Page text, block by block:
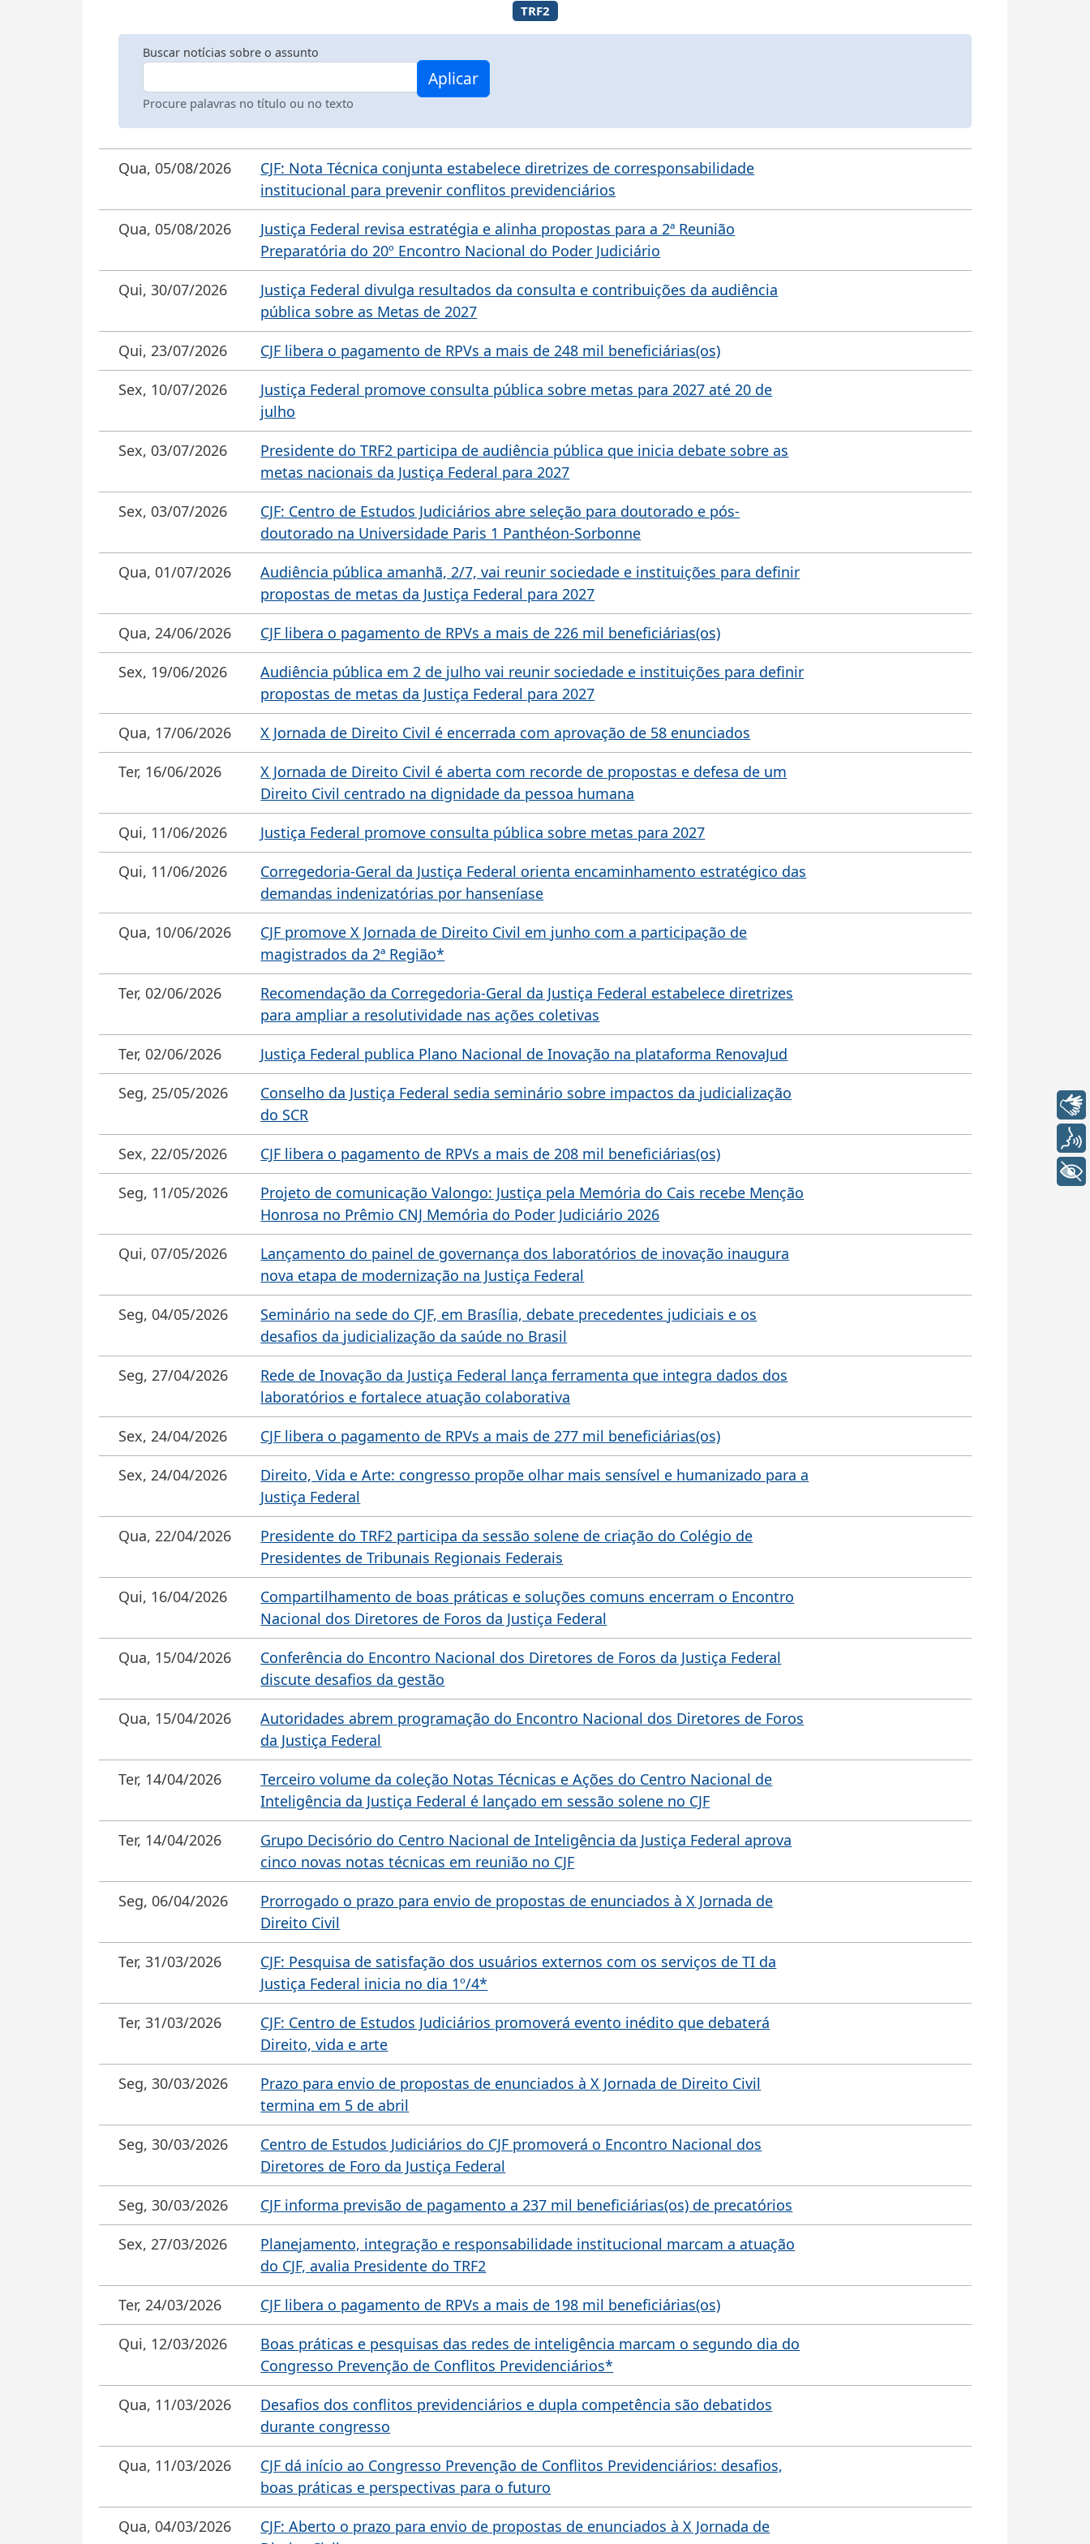
TRF2
Buscar notícias sobre o assunto
Procure palavras no título ou no texto
Aplicar
Qua, 05/08/2026
CJF: Nota Técnica conjunta estabelece diretrizes de corresponsabilidade
institucional para prevenir conflitos previdenciários
Qua, 05/08/2026
Justiça Federal revisa estratégia e alinha propostas para a 2ª Reunião
Preparatória do 20º Encontro Nacional do Poder Judiciário
Qui, 30/07/2026
Justiça Federal divulga resultados da consulta e contribuições da audiência
pública sobre as Metas de 2027
Qui, 23/07/2026
CJF libera o pagamento de RPVs a mais de 248 mil beneficiárias(os)
Sex, 10/07/2026
Justiça Federal promove consulta pública sobre metas para 2027 até 20 de
julho
Sex, 03/07/2026
Presidente do TRF2 participa de audiência pública que inicia debate sobre as
metas nacionais da Justiça Federal para 2027
Sex, 03/07/2026
CJF: Centro de Estudos Judiciários abre seleção para doutorado e pós-
doutorado na Universidade Paris 1 Panthéon-Sorbonne
Qua, 01/07/2026
Audiência pública amanhã, 2/7, vai reunir sociedade e instituições para definir
propostas de metas da Justiça Federal para 2027
Qua, 24/06/2026
CJF libera o pagamento de RPVs a mais de 226 mil beneficiárias(os)
Sex, 19/06/2026
Audiência pública em 2 de julho vai reunir sociedade e instituições para definir
propostas de metas da Justiça Federal para 2027
Qua, 17/06/2026
X Jornada de Direito Civil é encerrada com aprovação de 58 enunciados
Ter, 16/06/2026
X Jornada de Direito Civil é aberta com recorde de propostas e defesa de um
Direito Civil centrado na dignidade da pessoa humana
Qui, 11/06/2026
Justiça Federal promove consulta pública sobre metas para 2027
Qui, 11/06/2026
Corregedoria-Geral da Justiça Federal orienta encaminhamento estratégico das
demandas indenizatórias por hanseníase
Qua, 10/06/2026
CJF promove X Jornada de Direito Civil em junho com a participação de
magistrados da 2ª Região*
Ter, 02/06/2026
Recomendação da Corregedoria-Geral da Justiça Federal estabelece diretrizes
para ampliar a resolutividade nas ações coletivas
Ter, 02/06/2026
Justiça Federal publica Plano Nacional de Inovação na plataforma RenovaJud
Seg, 25/05/2026
Conselho da Justiça Federal sedia seminário sobre impactos da judicialização
do SCR
Sex, 22/05/2026
CJF libera o pagamento de RPVs a mais de 208 mil beneficiárias(os)
Seg, 11/05/2026
Projeto de comunicação Valongo: Justiça pela Memória do Cais recebe Menção
Honrosa no Prêmio CNJ Memória do Poder Judiciário 2026
Qui, 07/05/2026
Lançamento do painel de governança dos laboratórios de inovação inaugura
nova etapa de modernização na Justiça Federal
Seg, 04/05/2026
Seminário na sede do CJF, em Brasília, debate precedentes judiciais e os
desafios da judicialização da saúde no Brasil
Seg, 27/04/2026
Rede de Inovação da Justiça Federal lança ferramenta que integra dados dos
laboratórios e fortalece atuação colaborativa
Sex, 24/04/2026
CJF libera o pagamento de RPVs a mais de 277 mil beneficiárias(os)
Sex, 24/04/2026
Direito, Vida e Arte: congresso propõe olhar mais sensível e humanizado para a
Justiça Federal
Qua, 22/04/2026
Presidente do TRF2 participa da sessão solene de criação do Colégio de
Presidentes de Tribunais Regionais Federais
Qui, 16/04/2026
Compartilhamento de boas práticas e soluções comuns encerram o Encontro
Nacional dos Diretores de Foros da Justiça Federal
Qua, 15/04/2026
Conferência do Encontro Nacional dos Diretores de Foros da Justiça Federal
discute desafios da gestão
Qua, 15/04/2026
Autoridades abrem programação do Encontro Nacional dos Diretores de Foros
da Justiça Federal
Ter, 14/04/2026
Terceiro volume da coleção Notas Técnicas e Ações do Centro Nacional de
Inteligência da Justiça Federal é lançado em sessão solene no CJF
Ter, 14/04/2026
Grupo Decisório do Centro Nacional de Inteligência da Justiça Federal aprova
cinco novas notas técnicas em reunião no CJF
Seg, 06/04/2026
Prorrogado o prazo para envio de propostas de enunciados à X Jornada de
Direito Civil
Ter, 31/03/2026
CJF: Pesquisa de satisfação dos usuários externos com os serviços de TI da
Justiça Federal inicia no dia 1º/4*
Ter, 31/03/2026
CJF: Centro de Estudos Judiciários promoverá evento inédito que debaterá
Direito, vida e arte
Seg, 30/03/2026
Prazo para envio de propostas de enunciados à X Jornada de Direito Civil
termina em 5 de abril
Seg, 30/03/2026
Centro de Estudos Judiciários do CJF promoverá o Encontro Nacional dos
Diretores de Foro da Justiça Federal
Seg, 30/03/2026
CJF informa previsão de pagamento a 237 mil beneficiárias(os) de precatórios
Sex, 27/03/2026
Planejamento, integração e responsabilidade institucional marcam a atuação
do CJF, avalia Presidente do TRF2
Ter, 24/03/2026
CJF libera o pagamento de RPVs a mais de 198 mil beneficiárias(os)
Qui, 12/03/2026
Boas práticas e pesquisas das redes de inteligência marcam o segundo dia do
Congresso Prevenção de Conflitos Previdenciários*
Qua, 11/03/2026
Desafios dos conflitos previdenciários e dupla competência são debatidos
durante congresso
Qua, 11/03/2026
CJF dá início ao Congresso Prevenção de Conflitos Previdenciários: desafios,
boas práticas e perspectivas para o futuro
Qua, 04/03/2026
CJF: Aberto o prazo para envio de propostas de enunciados à X Jornada de
+ Acessibilidade